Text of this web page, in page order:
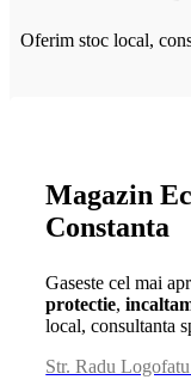
Oferim stoc local,
Magazin
Constanta
Gaseste cel mai
protectie,
local, consultanta
Str. Radu